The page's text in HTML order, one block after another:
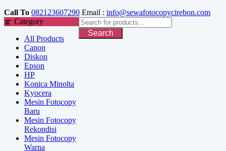
Call To 082123607290 Email : info@sewafotocopycirebon.com
Category
All Products
Canon
Diskon
Epson
HP
Konica Minolta
Kyocera
Mesin Fotocopy
Baru
Mesin Fotocopy
Rekondisi
Mesin Fotocopy
Warna
Search